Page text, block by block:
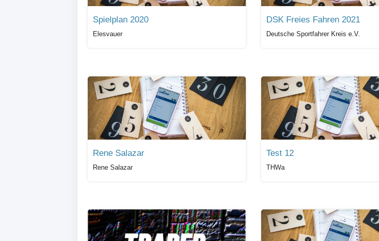
Spielplan 2020
Elesvauer
DSK Freies Fahren 2021
Deutsche Sportfahrer Kreis e.V.
Rene Salazar
Rene Salazar
Test 12
THWa